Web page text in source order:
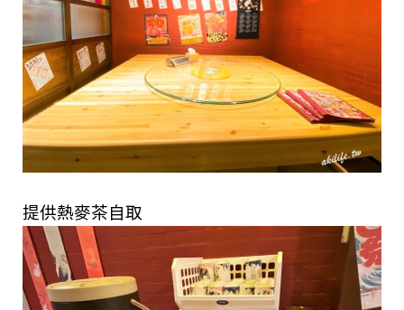
提供熱麥茶自取